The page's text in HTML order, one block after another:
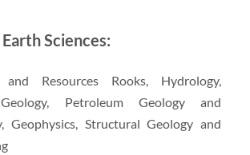
Sciences:
and Resources Rooks, Hydrology,
Petroleum Geology and
Geophysics, Structural Geology and